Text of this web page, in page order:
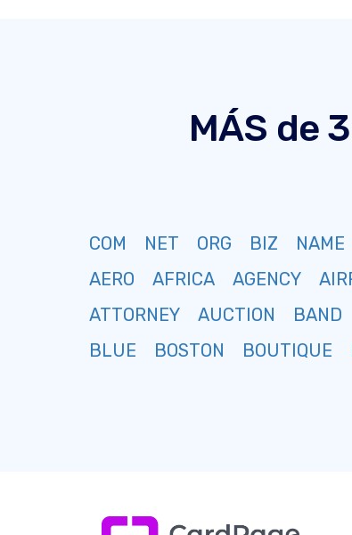
MÁS de
COM NET ORG BIZ NAME
AERO
AFRICA AGENCY
ATTORNEY
AUCTION BAND
BLUE
BOSTON BOUTIQUE